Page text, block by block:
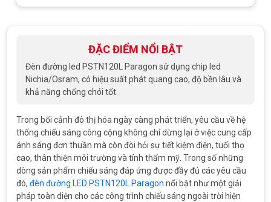
ĐẶC ĐIỂM NỔI BẬT
Đèn đường led PSTN120L Paragon sử dụng chip led
Nichia/Osram, có hiệu suất phát quang cao, độ bền lâu và
khả năng chống chói tốt.
Trong bối cảnh đô thị hóa ngày càng phát triển, yêu cầu về hệ
thống chiếu sáng công cộng không chỉ dừng lại ở việc cung cấp
ánh sáng đơn thuần mà còn đòi hỏi sự tiết kiệm điện, tuổi thọ
cao, thân thiện môi trường và tính thẩm mỹ. Trong số những
dòng sản phẩm chiếu sáng đáp ứng được đầy đủ các yêu cầu
đó, đèn đường LED PSTN120L Paragon nổi bật như một giải
pháp toàn diện cho các công trình chiếu sáng ngoài trời hiện